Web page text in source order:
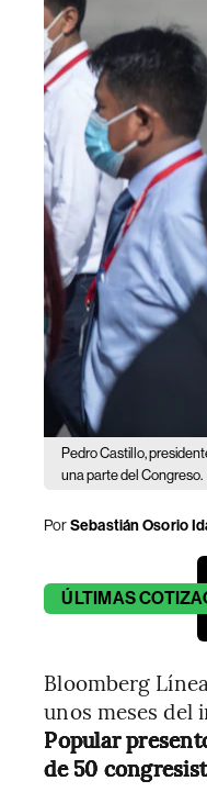
Pedro Castillo,
una parte del Congreso.
PorSebastián Osorio
ÚLTIMAS
Bloomberg
unos meses del
Popular
de 50